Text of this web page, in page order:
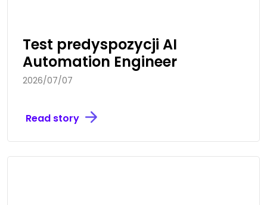
Test predyspozycji AI
Automation Engineer
2026/07/07
Read story